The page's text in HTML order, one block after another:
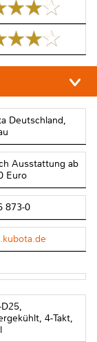
Deutschland,
Ausstattung ab
Euro
873-0
4-Takt,